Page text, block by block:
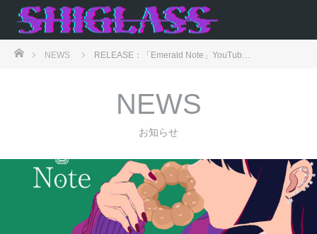
ホームNEWS RELEASE：「Emerald Note」YouTub…
NEWS
お知らせ